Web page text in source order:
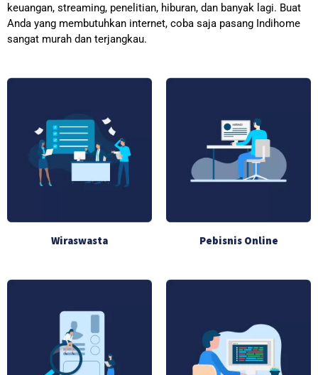
keuangan, streaming, penelitian, hiburan, dan banyak lagi. Buat
Anda yang membutuhkan internet, coba saja pasang Indihome
sangat murah dan terjangkau.
Wiraswasta Pebisnis Online